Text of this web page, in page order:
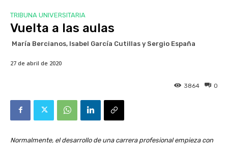
TRIBUNA UNIVERSITARIA
Vuelta a las aulas
María Bercianos, Isabel García Cutillas y Sergio España
27 de abril de 2020
0
3864
Normalmente, el desarrollo de una carrera profesional empieza con